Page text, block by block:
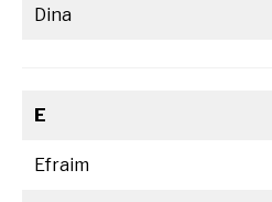
Dina
E
Efraim